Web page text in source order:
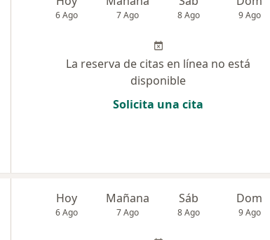
6 Ago 7 Ago 8 Ago 9 Ago
La reserva de citas en línea no está
disponible
Solicita una cita
Hoy
6 Ago
Mañana
7 Ago
Sáb
8 Ago
Dom
9 Ago